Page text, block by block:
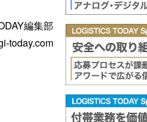
編集部
today.com